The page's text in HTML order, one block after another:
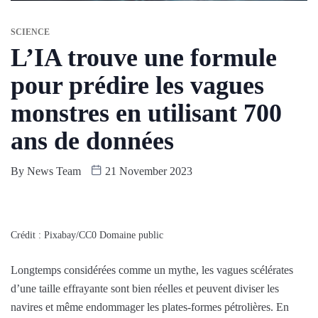
SCIENCE
L’IA trouve une formule
pour prédire les vagues
monstres en utilisant 700
ans de données
By News Team 21 November 2023
Crédit : Pixabay/CC0 Domaine public
Longtemps considérées comme un mythe, les vagues scélérates
d’une taille effrayante sont bien réelles et peuvent diviser les
navires et même endommager les plates-formes pétrolières. En